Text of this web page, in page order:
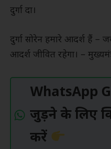
दुर्गा दा।
दुर्गा सोरेन हमारे आदर्श हैं
आदर्श जीवित रहेगा। –
WhatsApp
जुड़ने के लिए
करें